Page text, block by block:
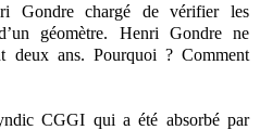
Gondre chargé de vérifier les
géomètre. Henri Gondre ne
deux ans. Pourquoi ? Comment
CGGI qui a été absorbé par